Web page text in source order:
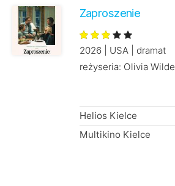
Zaproszenie
2026 | USA | dramat
reżyseria: Olivia Wilde
Helios Kielce
Multikino Kielce